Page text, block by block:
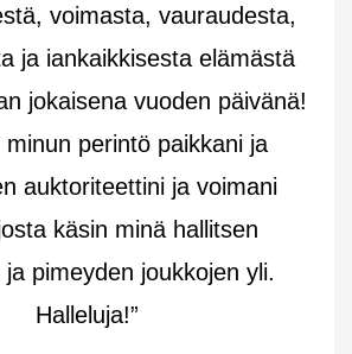
voimasta, vauraudesta,
ja iankaikkisesta elämästä
jokaisena vuoden päivänä!
perintö paikkani ja
auktoriteettini ja voimani
käsin minä hallitsen
ja pimeyden joukkojen yli.
Halleluja!”